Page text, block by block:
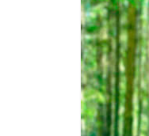
GM reafirma su
compromiso
más segura y